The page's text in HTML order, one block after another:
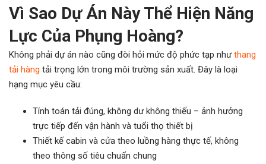
Vì Sao Dự Án Này Thể Hiện Năng
Lực Của Phụng Hoàng?
Không phải dự án nào cũng đòi hỏi mức độ phức tạp nhưthang
tải hàng tải trọng lớn trong môi trường sản xuất. Đây là loại
hạng mục yêu cầu:
Tính toán tải đúng, không dư không thiếu – ảnh hưởng
trực tiếp đến vận hành và tuổi thọ thiết bị
Thiết kế cabin và cửa theo luồng hàng thực tế, không
theo thông số tiêu chuẩn chung